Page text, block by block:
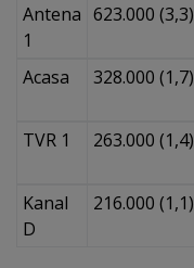
Antena
1
623.000 (3,3)
Acasa
328.000 (1,7)
TVR 1
263.000 (1,4)
Kanal
D
216.000 (1,1)